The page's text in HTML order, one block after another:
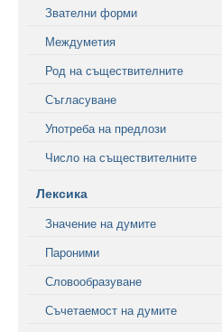
Звателни форми
Междуметия
Род на съществителните
Съгласуване
Употреба на предлози
Число на съществителните
Лексика
Значение на думите
Пароними
Словообразуване
Съчетаемост на думите